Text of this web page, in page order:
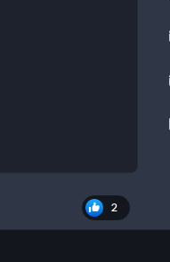
2